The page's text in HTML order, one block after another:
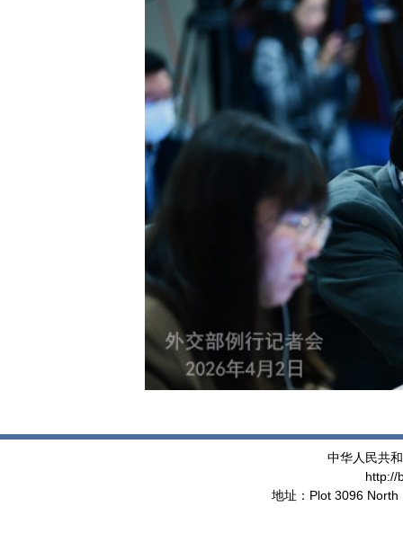
中华人民共
http://
地址：Plot 3096